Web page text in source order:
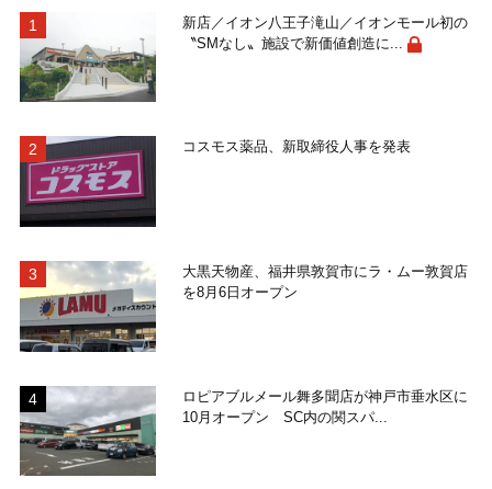
新店／イオン八王子滝山／イオンモール初の
〝SMなし〟施設で新価値創造に...
コスモス薬品、新取締役人事を発表
大黒天物産、福井県敦賀市にラ・ムー敦賀店
を8月6日オープン
ロピアブルメール舞多聞店が神戸市垂水区に
10月オープン SC内の関スパ...